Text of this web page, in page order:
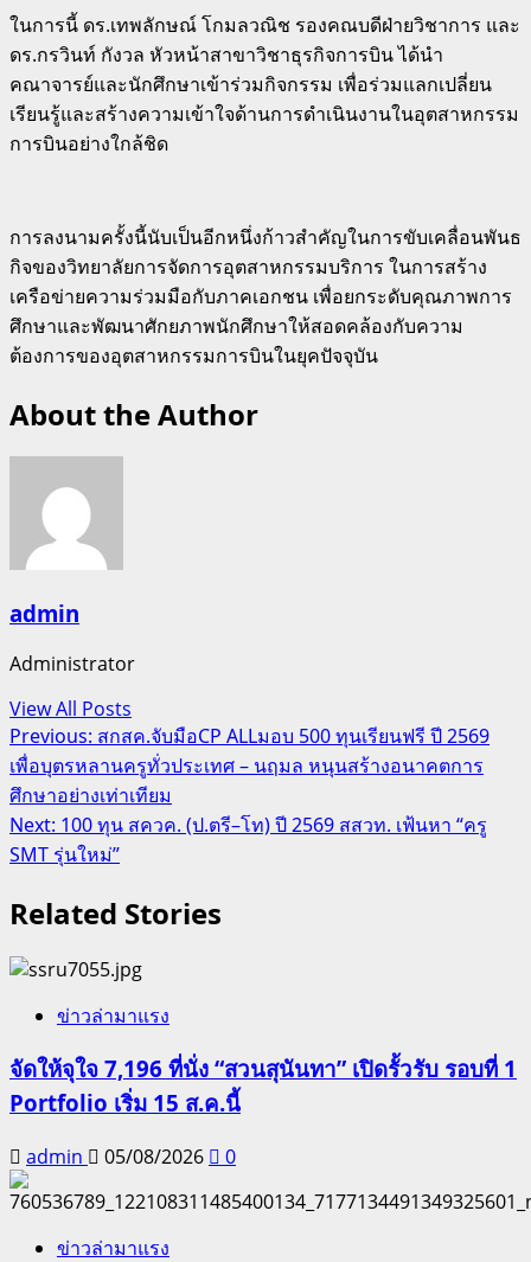
ในการนี้ ดร.เทพลักษณ์ โกมลวณิช รองคณบดีฝ่ายวิชาการ และ
ดร.กรวินท์ กังวล หัวหน้าสาขาวิชาธุรกิจการบิน ได้นำ
คณาจารย์และนักศึกษาเข้าร่วมกิจกรรม เพื่อร่วมแลกเปลี่ยน
เรียนรู้และสร้างความเข้าใจด้านการดำเนินงานในอุตสาหกรรม
การบินอย่างใกล้ชิด
การลงนามครั้งนี้นับเป็นอีกหนึ่งก้าวสำคัญในการขับเคลื่อนพันธ
กิจของวิทยาลัยการจัดการอุตสาหกรรมบริการ ในการสร้าง
เครือข่ายความร่วมมือกับภาคเอกชน เพื่อยกระดับคุณภาพการ
ศึกษาและพัฒนาศักยภาพนักศึกษาให้สอดคล้องกับความ
ต้องการของอุตสาหกรรมการบินในยุคปัจจุบัน
About the Author
admin
Administrator
View All Posts
Post
navigation
Previous: สกสค.จับมือCP ALLมอบ 500 ทุนเรียนฟรี ปี 2569
เพื่อบุตรหลานครูทั่วประเทศ – นฤมล หนุนสร้างอนาคตการ
ศึกษาอย่างเท่าเทียม
Next: 100 ทุน สควค. (ป.ตรี–โท) ปี 2569 สสวท. เฟ้นหา “ครู
SMT รุ่นใหม่”
Related Stories
ข่าวล่ามาแรง
จัดให้จุใจ 7,196 ที่นั่ง “สวนสุนันทา” เปิดรั้วรับ รอบที่ 1
Portfolio เริ่ม 15 ส.ค.นี้
admin 05/08/2026 0
ข่าวล่ามาแรง